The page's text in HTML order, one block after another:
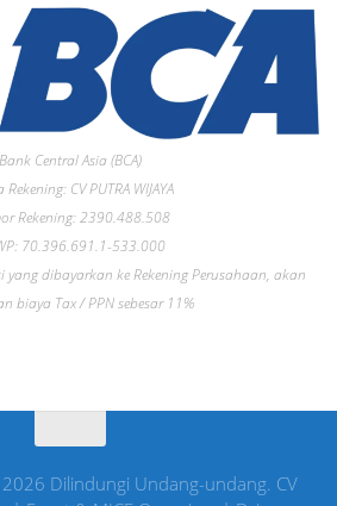
Bank Central Asia (BCA)
CV PUTRA WIJAYA
Rekening: 2390.488.508
70.396.691.1-533.000
yang dibayarkan ke Rekening Perusahaan, akan
biaya Tax / PPN sebesar 11%
Dilindungi Undang-undang. CV